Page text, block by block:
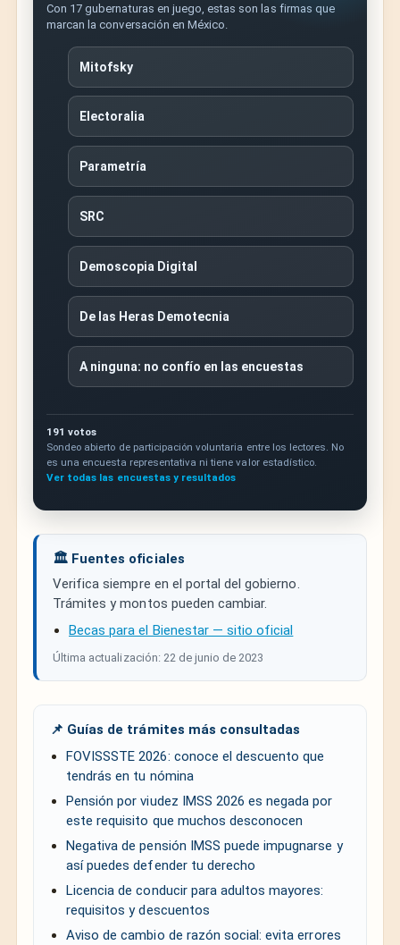
Con 17 gubernaturas en juego, estas son las firmas que
marcan la conversación en México.
Mitofsky
Electoralia
Parametría
SRC
Demoscopia Digital
De las Heras Demotecnia
A ninguna: no confío en las encuestas
191 votos
Sondeo abierto de participación voluntaria entre los lectores. No
es una encuesta representativa ni tiene valor estadístico.
Ver todas las encuestas y resultados
🏛️ Fuentes oficiales
Verifica siempre en el portal del gobierno.
Trámites y montos pueden cambiar.
Becas para el Bienestar — sitio oficial
Última actualización: 22 de junio de 2023
📌 Guías de trámites más consultadas
FOVISSSTE 2026: conoce el descuento que
tendrás en tu nómina
Pensión por viudez IMSS 2026 es negada por
este requisito que muchos desconocen
Negativa de pensión IMSS puede impugnarse y
así puedes defender tu derecho
Licencia de conducir para adultos mayores:
requisitos y descuentos
Aviso de cambio de razón social: evita errores